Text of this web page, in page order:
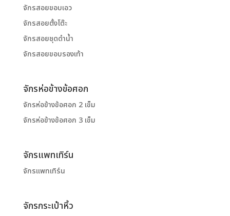
จักรสอยขอบเอว
จักรสอยตั้งโต๊ะ
จักรสอยชุดดำน้ำ
จักรสอยขอบรองเท้า
จักรห่อข้างข้อศอก
จักรห่อข้างข้อศอก 2 เข็ม
จักรห่อข้างข้อศอก 3 เข็ม
จักรแพทเทิร์น
จักรแพทเทิร์น
จักรกระเป๋าหิ้ว